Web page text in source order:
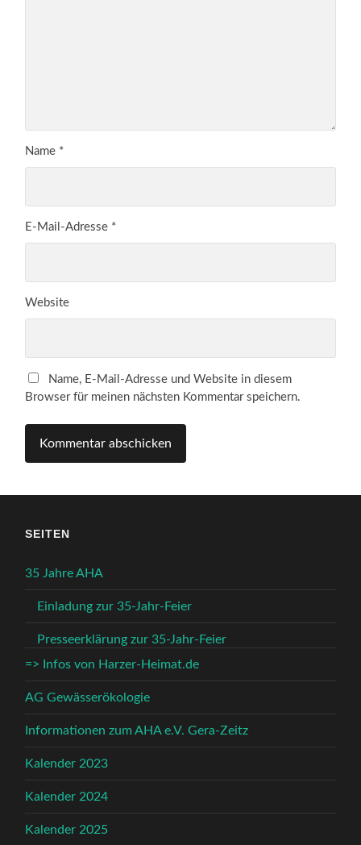
Name *
E-Mail-Adresse *
Website
Name, E-Mail-Adresse und Website in diesem
Browser für meinen nächsten Kommentar speichern.
SEITEN
35 Jahre AHA
Einladung zur 35-Jahr-Feier
Presseerklärung zur 35-Jahr-Feier
=> Infos von Harzer-Heimat.de
AG Gewässerökologie
Informationen zum AHA e.V. Gera-Zeitz
Kalender 2023
Kalender 2024
Kalender 2025